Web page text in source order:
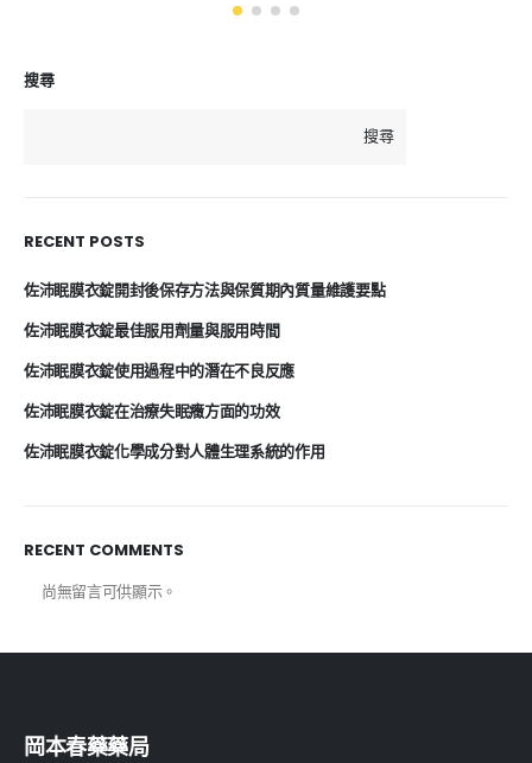
搜尋
搜尋
RECENT POSTS
佐沛眠膜衣錠開封後保存方法與保質期內質量維護要點
佐沛眠膜衣錠最佳服用劑量與服用時間
佐沛眠膜衣錠使用過程中的潛在不良反應
佐沛眠膜衣錠在治療失眠癥方面的功效
佐沛眠膜衣錠化學成分對人體生理系統的作用
RECENT COMMENTS
尚無留言可供顯示。
岡本春藥藥局